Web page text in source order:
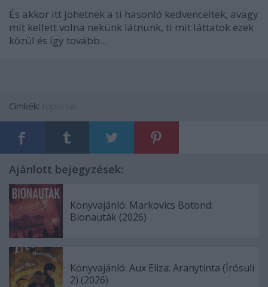
És akkor itt jöhetnek a ti hasonló kedvenceitek, avagy
mit kellett volna nekünk látnunk, ti mit láttatok ezek
közül és így tovább...
Címkék:
Ajánlott bejegyzések:
Könyvajánló: Markovics Botond:
Bionauták (2026)
Könyvajánló: Aux Eliza: Aranytinta (Írósuli
2) (2026)